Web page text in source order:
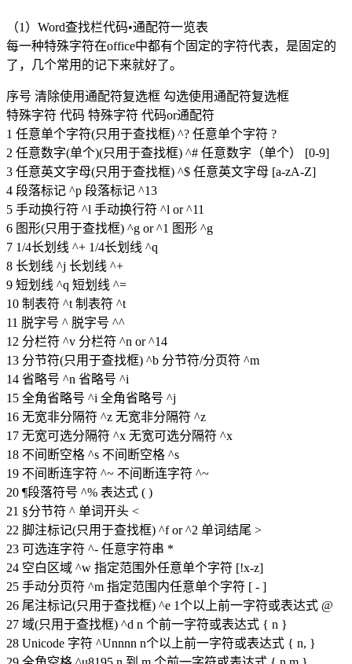
（1）Word查找栏代码•通配符一览表
每一种特殊字符在office中都有个固定的字符代表，是固定的
了，几个常用的记下来就好了。
序号 清除使用通配符复选框 勾选使用通配符复选框
特殊字符 代码 特殊字符 代码or通配符
1 任意单个字符(只用于查找框) ^? 任意单个字符 ?
2 任意数字(单个)(只用于查找框) ^# 任意数字（单个） [0-9]
3 任意英文字母(只用于查找框) ^$ 任意英文字母 [a-zA-Z]
4 段落标记 ^p 段落标记 ^13
5 手动换行符 ^l 手动换行符 ^l or ^11
6 图形(只用于查找框) ^g or ^1 图形 ^g
7 1/4长划线 ^+ 1/4长划线 ^q
8 长划线 ^j 长划线 ^+
9 短划线 ^q 短划线 ^=
10 制表符 ^t 制表符 ^t
11 脱字号 ^ 脱字号 ^^
12 分栏符 ^v 分栏符 ^n or ^14
13 分节符(只用于查找框) ^b 分节符/分页符 ^m
14 省略号 ^n 省略号 ^i
15 全角省略号 ^i 全角省略号 ^j
16 无宽非分隔符 ^z 无宽非分隔符 ^z
17 无宽可选分隔符 ^x 无宽可选分隔符 ^x
18 不间断空格 ^s 不间断空格 ^s
19 不间断连字符 ^~ 不间断连字符 ^~
20 ¶段落符号 ^% 表达式 ( )
21 §分节符 ^ 单词开头 <
22 脚注标记(只用于查找框) ^f or ^2 单词结尾 >
23 可选连字符 ^- 任意字符串 *
24 空白区域 ^w 指定范围外任意单个字符 [!x-z]
25 手动分页符 ^m 指定范围内任意单个字符 [ - ]
26 尾注标记(只用于查找框) ^e 1个以上前一字符或表达式 @
27 域(只用于查找框) ^d n 个前一字符或表达式 { n }
28 Unicode 字符 ^Unnnn n个以上前一字符或表达式 { n, }